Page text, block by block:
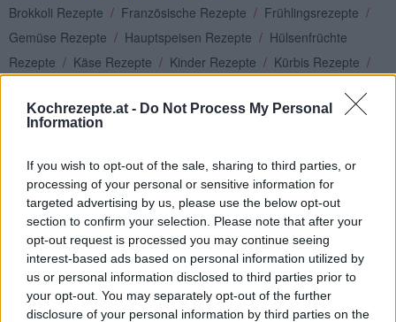
Kochrezepte.at - Do Not Process My Personal
Information
If you wish to opt-out of the sale, sharing to third parties, or
processing of your personal or sensitive information for
targeted advertising by us, please use the below opt-out
section to confirm your selection. Please note that after your
opt-out request is processed you may continue seeing
interest-based ads based on personal information utilized by
us or personal information disclosed to third parties prior to
your opt-out. You may separately opt-out of the further
disclosure of your personal information by third parties on the
Brokkoli Rezepte / Französische Rezepte / Frühlingsrezepte /
Gemüse Rezepte / Hauptspeisen Rezepte / Hülsenfrüchte
Rezepte / Käse Rezepte / Kinder Rezepte / Kürbis Rezepte /
Vegetarische Rezepte/ Vollwertkost Rezepte
Ähnliche Rezepte
Kohlsprossen Quiche
Leicht
Champignon-Quiche
Mittel